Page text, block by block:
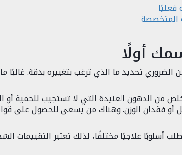
فعليًا
المتخصصة
أولًا
الضروري تحديد ما الذي ترغب بتغييره بدقة.
من الدهون العنيدة التي لا تستجيب للحمية أو
أو فقدان الوزن. وهناك من يسعى للحصول على قوام
علاجيًا مختلفًا، لذلك تعتبر التقييمات